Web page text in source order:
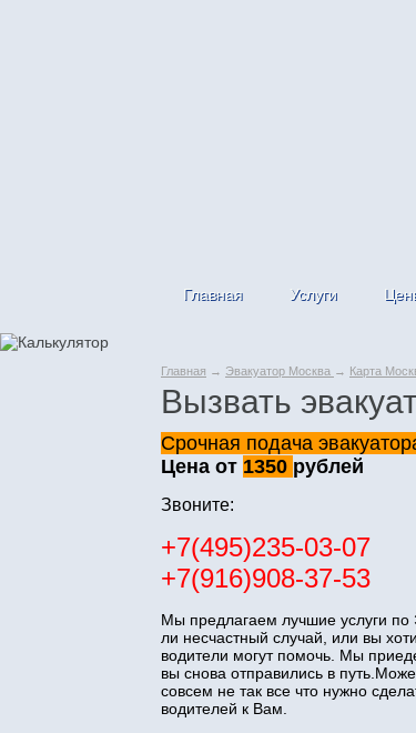
Главная Услуги
Главная → Эвакуатор Москва → Карта
Вызвать
Срочная подача
Цена от 1350 рублей
Звоните:
+7(495)235-03-07
+7(916)908-37-53
Мы предлагаем лучшие услуги по
ли несчастный случай, или вы
водители могут помочь. Мы
вы снова отправились в
совсем не так все что нужно
водителей к Вам.